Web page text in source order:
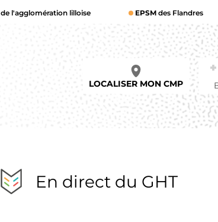
de l'agglomération lilloise EPSM des Flandres
LOCALISER MON CMP
En direct du GHT